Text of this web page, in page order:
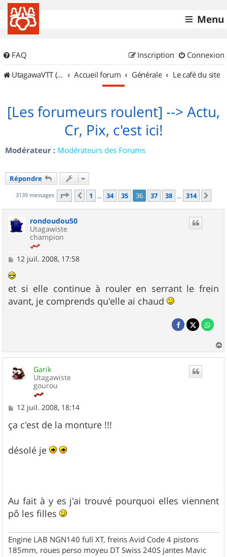
Menu
FAQ Connexion
Inscription
UtagawaVTT (Randos VTT et VTTAE avec traces GPS)
Accueil forum Générale Le café du site
[Les forumeurs roulent] --> Actu,
Cr, Pix, c'est ici!
Modérateur : Modérateurs des Forums
Répondre
3139 messages Page 36 sur314
Précédent
1 … 34 35 36 37 38 … 314
rondoudou50
Utagawiste
champion
M
s
a
g
e
12 juil. 2008, 17:58
et si elle continue à rouler en serrant le frein
avant, je comprends qu'elle ai chaud
a
Garik
Utagawiste
gourou
M
s
s
g
e
12 juil. 2008, 18:14
ça c'est de la monture !!!
désolé je
Au fait à y es j'ai trouvé pourquoi elles viennent
pô les filles
Engine LAB NGN140 full XT, freins Avid Code 4 pistons
185mm, roues perso moyeu DT Swiss 240S jantes Mavic